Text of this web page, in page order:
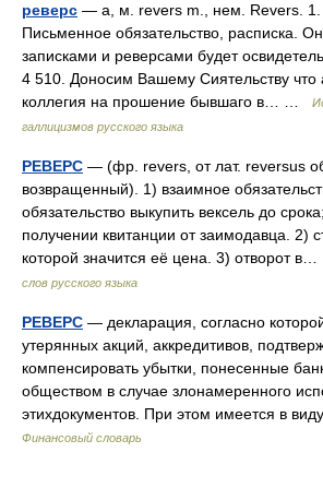
реверс — а, м. revers m., нем. Revers. 1.
Письменное обязательство, расписка.
записками и реверсами будет
4 510. Доносим Вашему Сиятельству что
коллегия на прошение бывшаго в… …
галлицизмов русского языка
РЕВЕРС — (фр. revers, от лат. reversus
возвращенный). 1) взаимное
обязательство выкупить вексель до
получении квитанции от заимодавца. 2)
которой значится её цена. 3) отворот
слов русского языка
РЕВЕРС — декларация, согласно
утерянных акций, аккредитивов,
компенсировать убытки, понесенные
обществом в случае злонамеренного
этихдокументов. При этом имеется в
Финансовый словарь